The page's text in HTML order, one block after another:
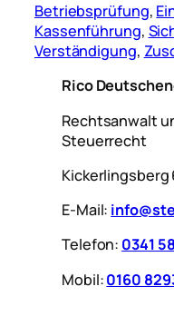
Betriebsprüfung,
Kassenführung,
Verständigung,
Rico
Rechtsanwalt
Steuerrecht
Kickerlingsberg
E-Mail:
Telefon: 0341
Mobil:0160